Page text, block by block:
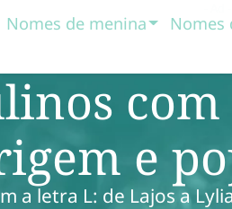
Nomes de menina Nomes
com
e
a letra L: de Lajos a